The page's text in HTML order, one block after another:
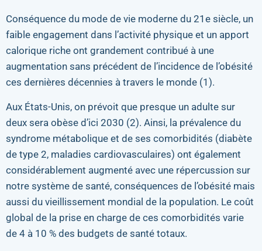
Conséquence du mode de vie moderne du 21e siècle, un
faible engagement dans l’activité physique et un apport
calorique riche ont grandement contribué à une
augmentation sans précédent de l’incidence de l’obésité
ces dernières décennies à travers le monde (1).
Aux États-Unis, on prévoit que presque un adulte sur
deux sera obèse d’ici 2030 (2). Ainsi, la prévalence du
syndrome métabolique et de ses comorbidités (diabète
de type 2, maladies cardiovasculaires) ont également
considérablement augmenté avec une répercussion sur
notre système de santé, conséquences de l’obésité mais
aussi du vieillissement mondial de la population. Le coût
global de la prise en charge de ces comorbidités varie
de 4 à 10 % des budgets de santé totaux.